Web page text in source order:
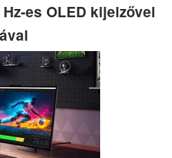
es OLED kijelzővel